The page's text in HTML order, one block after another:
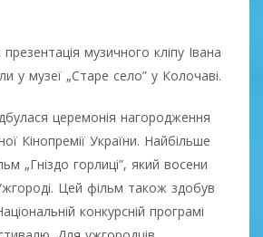
презентація музичного кліпу Івана
у музеї „Старе село” у Колочаві.
церемонія нагородження
Кінопремії України. Найбільше
„Гніздо горлиці”, який восени
Цей фільм також здобув
конкурсній програмі